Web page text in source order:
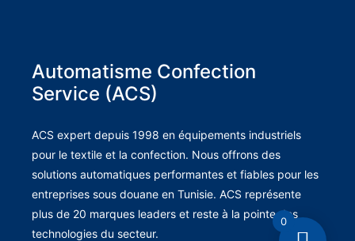
Automatisme Confection
Service (ACS)
ACS expert depuis 1998 en équipements industriels
pour le textile et la confection. Nous offrons des
solutions automatiques performantes et fiables pour les
entreprises sous douane en Tunisie. ACS représente
plus de 20 marques leaders et reste à la pointe des
technologies du secteur.
0